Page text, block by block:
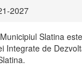
2027
Slatina
Integrate de